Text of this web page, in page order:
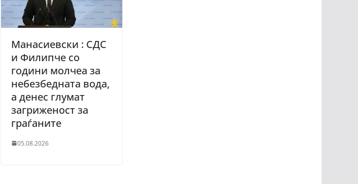
Манасиевски : СДС
и Филипче со
години молчеа за
небезбедната вода,
а денес глумат
загриженост за
граѓаните
05.08.2026